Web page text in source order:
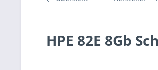
HPE 82E 8Gb